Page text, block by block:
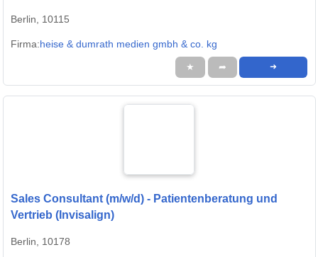
Berlin, 10115
Firma:heise & dumrath medien gmbh & co. kg
★ ➦ ➜
Sales Consultant (m/w/d) - Patientenberatung und
Vertrieb (Invisalign)
Berlin, 10178